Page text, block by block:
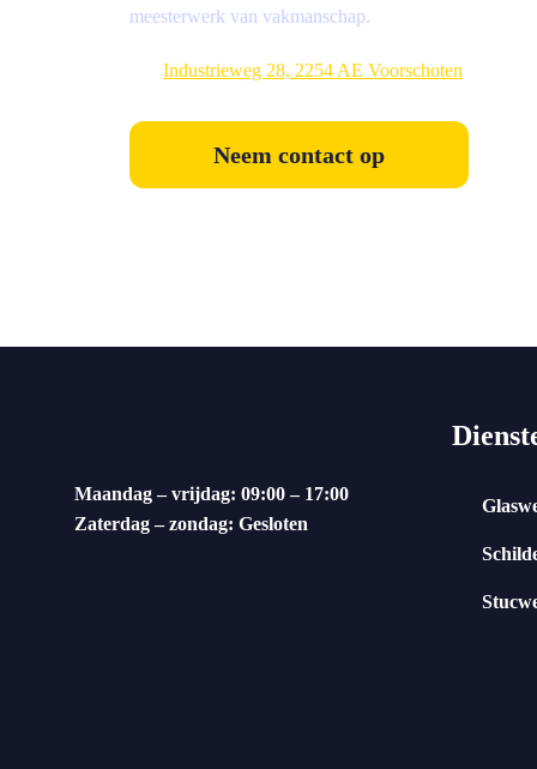
meesterwerk van vakmanschap.
Industrieweg 28, 2254 AE Voorschoten
Neem contact op
Maandag – vrijdag: 09:00 – 17:00
Zaterdag – zondag: Gesloten